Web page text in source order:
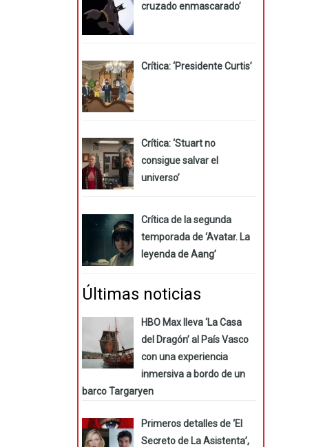
cruzado enmascarado’
Crítica: ‘Presidente Curtis’
Crítica: ‘Stuart no
consigue salvar el
universo’
Crítica de la segunda
temporada de ‘Avatar. La
leyenda de Aang’
Últimas noticias
HBO Max lleva ‘La Casa
del Dragón’ al País Vasco
con una experiencia
inmersiva a bordo de un
barco Targaryen
Primeros detalles de ‘El
Secreto de La Asistenta’,